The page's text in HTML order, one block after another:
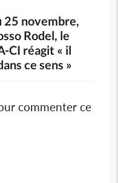
25 novembre,
Rodel, le
CI réagit « il
ce sens »
commenter ce